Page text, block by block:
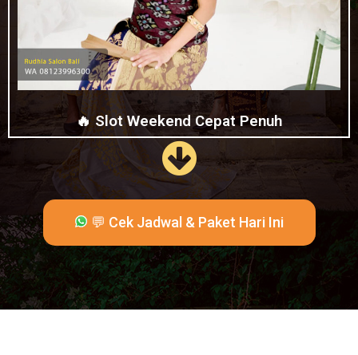
🔥 Slot Weekend Cepat Penuh
💬 Cek Jadwal & Paket Hari Ini